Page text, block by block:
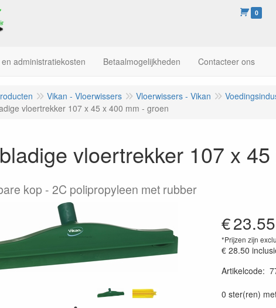
0
administratiekosten Betaalmogelijkheden Contacteer ons
Vikan - Vloerwissers Vloerwissers - Vikan
vloertrekker 107 x 45 x 400 mm - groen
vloertrekker 107 x
kop - 2C polipropyleen met rubber
€23.55
*Prijzen zijn
€ 28.50
Artikelcode:
0 ster(ren)